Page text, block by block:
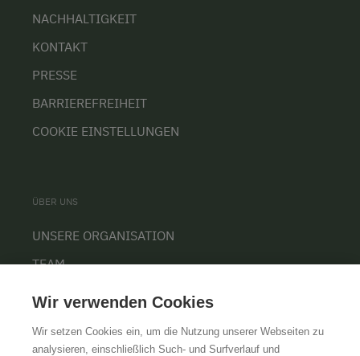
NACHHALTIGKEIT
KONTAKT
PRESSE
BARRIEREFREIHEIT
COOKIE EINSTELLUNGEN
ÜBER UNS
UNSERE ORGANISATION
TEAM
KARRIERE
Wir verwenden Cookies
Wir setzen Cookies ein, um die Nutzung unserer Webseiten zu
analysieren, einschließlich Such- und Surfverlauf und